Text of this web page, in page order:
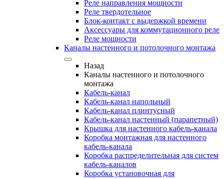
Реле направления мощности
Реле твердотельное
Блок-контакт с выдержкой времени
Аксессуары для коммутационного реле
Реле мощности
Каналы настенного и потолочного монтажа
Назад
Каналы настенного и потолочного
монтажа
Кабель-канал
Кабель-канал напольный
Кабель-канал плинтусный
Кабель-канал настенный (парапетный)
Крышка для настенного кабель-канала
Коробка монтажная для настенного
кабель-канала
Коробка распределительная для систем
кабель-каналов
Коробка установочная для